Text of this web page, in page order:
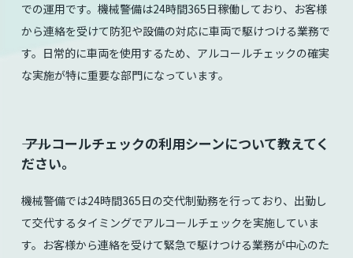
での運用です。機械警備は24時間365日稼働しており、お客様
から連絡を受けて防犯や設備の対応に車両で駆けつける業務で
す。日常的に車両を使用するため、アルコールチェックの確実
な実施が特に重要な部門になっています。
⸺ アルコールチェックの利用シーンについて教えてく
ださい。
機械警備では24時間365日の交代制勤務を行っており、出勤し
て交代するタイミングでアルコールチェックを実施していま
す。お客様から連絡を受けて緊急で駆けつける業務が中心のた